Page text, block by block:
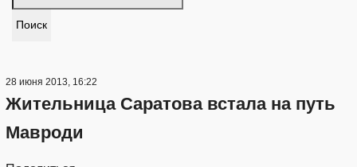
Поиск
28 июня 2013, 16:22
Жительница Саратова встала на путь
Мавроди